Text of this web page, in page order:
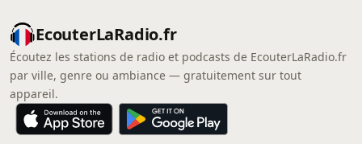
EcouterLaRadio.fr
Écoutez les stations de radio et podcasts de EcouterLaRadio.fr
par ville, genre ou ambiance — gratuitement sur tout
appareil.